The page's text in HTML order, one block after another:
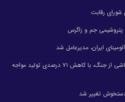
رقابت
جم و زاگرس
ایران، مدیرعامل شد
پتروشیمی اروند پس از اختلالات ناشی از جنگ، با کاهش ۷۱ درصدی تولید مواجه
تغییر شد